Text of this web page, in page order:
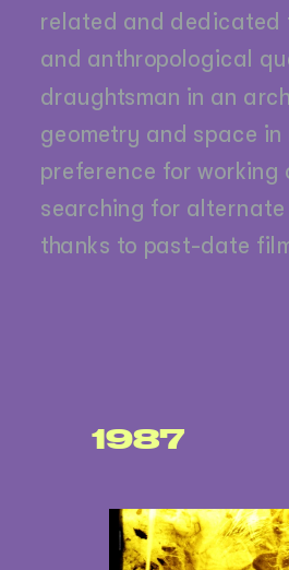
related and
and anthropological
draughtsman in an
geometry and space in
preference for
searching for
thanks to past-date
1987